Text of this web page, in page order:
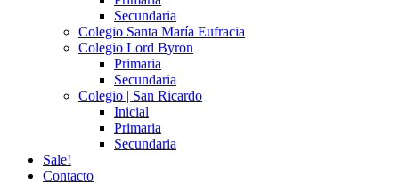
Secundaria
Colegio Santa María Eufracia
Colegio Lord Byron
Primaria
Secundaria
Colegio | San Ricardo
Inicial
Primaria
Secundaria
Sale!
Contacto